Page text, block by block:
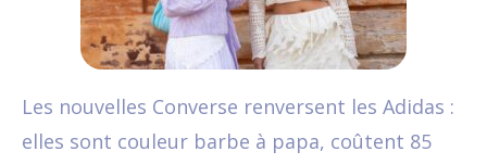
Les nouvelles Converse renversent les Adidas :
elles sont couleur barbe à papa, coûtent 85